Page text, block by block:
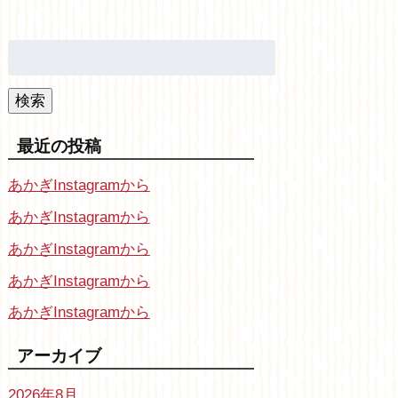
検索
最近の投稿
あかぎInstagramから
あかぎInstagramから
あかぎInstagramから
あかぎInstagramから
あかぎInstagramから
アーカイブ